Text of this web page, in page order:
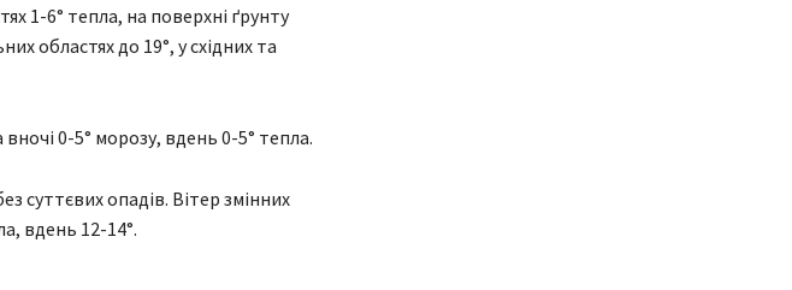
1-6° тепла, на поверхні ґрунту
областях до 19°, у східних та
0-5° морозу, вдень 0-5° тепла.
суттєвих опадів. Вітер змінних
вдень 12-14°.